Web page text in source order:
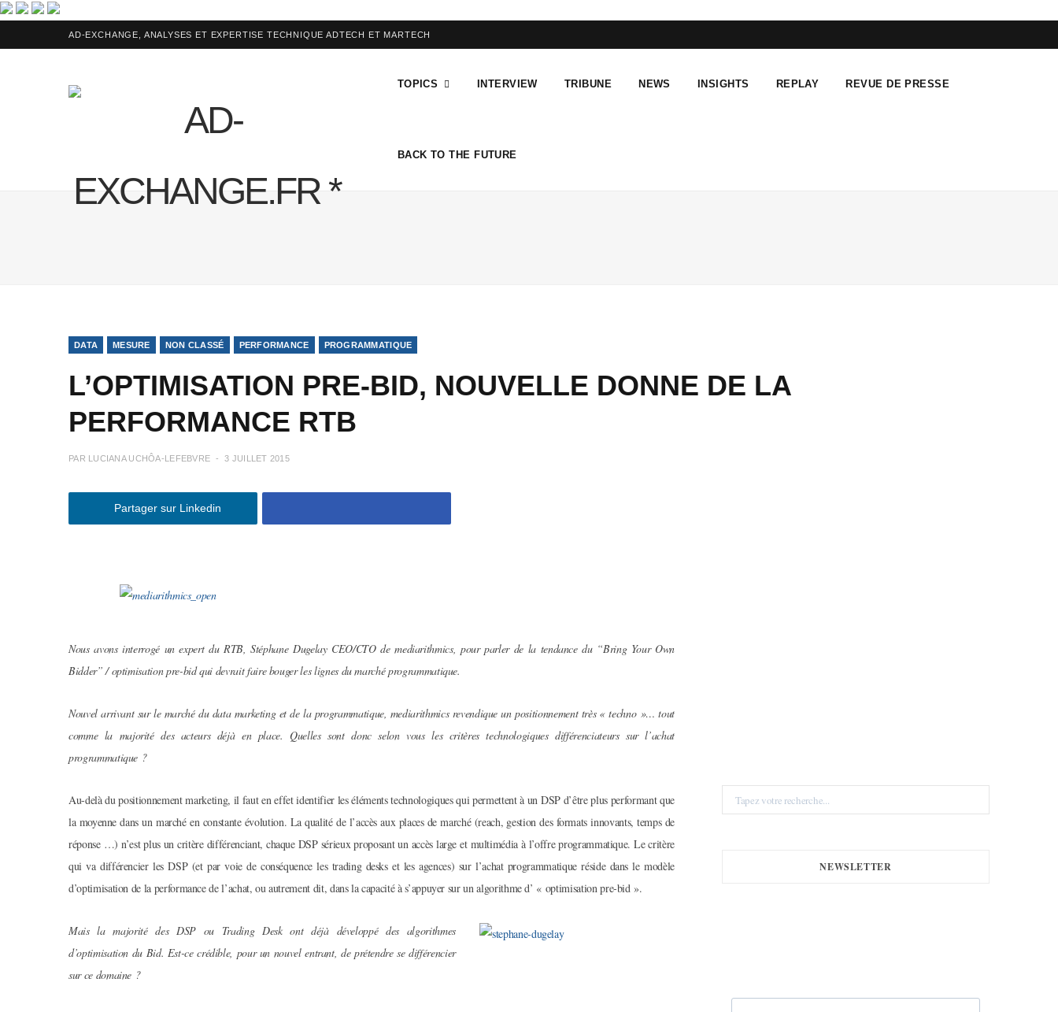
AD-EXCHANGE, ANALYSES ET EXPERTISE TECHNIQUE ADTECH ET MARTECH
F T L
TOPICS INTERVIEW TRIBUNE NEWS INSIGHTS REPLAY REVUE DE PRESSE
BACK TO THE FUTURE
DATA MESURE NON CLASSÉ PERFORMANCE PROGRAMMATIQUE
L’OPTIMISATION PRE-BID, NOUVELLE DONNE DE LA
PERFORMANCE RTB
PAR LUCIANA UCHÔA-LEFEBVRE 3 JUILLET 2015
Partager sur Linkedin
Nous avons interrogé un expert du RTB, Stéphane Dugelay CEO/CTO de mediarithmics, pour parler de la tendance du “Bring Your Own
Bidder” / optimisation pre-bid qui devrait faire bouger les lignes du marché programmatique.
Nouvel arrivant sur le marché du data marketing et de la programmatique, mediarithmics revendique un positionnement très « techno »… tout
comme la majorité des acteurs déjà en place. Quelles sont donc selon vous les critères technologiques différenciateurs sur l’achat
programmatique ?
Au-delà du positionnement marketing, il faut en effet identifier les éléments technologiques qui permettent à un DSP d’être plus performant que
la moyenne dans un marché en constante évolution. La qualité de l’accès aux places de marché (reach, gestion des formats innovants, temps de
réponse …) n’est plus un critère différenciant, chaque DSP sérieux proposant un accès large et multimédia à l’offre programmatique. Le critère
qui va différencier les DSP (et par voie de conséquence les trading desks et les agences) sur l’achat programmatique réside dans le modèle
d’optimisation de la performance de l’achat, ou autrement dit, dans la capacité à s’appuyer sur un algorithme d’ « optimisation pre-bid ».
Mais la majorité des DSP ou Trading Desk ont déjà développé des algorithmes
d’optimisation du Bid. Est-ce crédible, pour un nouvel entrant, de prétendre se différencier
sur ce domaine ?
Search
for:
NEWSLETTER